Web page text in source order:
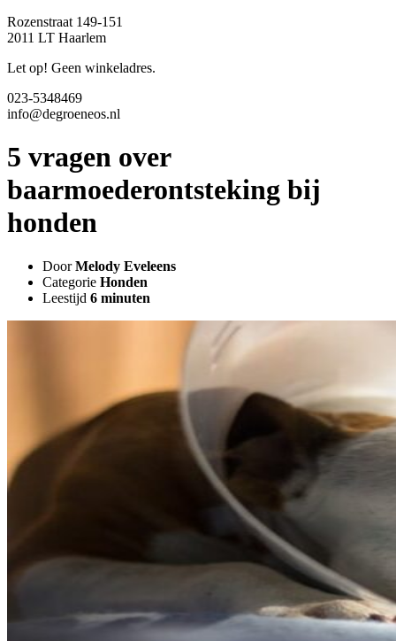
Rozenstraat 149-151
2011 LT Haarlem
Let op! Geen winkeladres.
023-5348469
info@degroeneos.nl
5 vragen over
baarmoederontsteking bij
honden
DoorMelody Eveleens
Categorie Honden
Leestijd 6 minuten